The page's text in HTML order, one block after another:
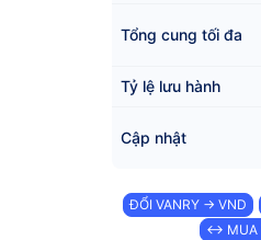
Tổng cung tối đa
Tỷ lệ lưu hành
Cập nhật
ĐỔI VANRY → VND
↔ MUA